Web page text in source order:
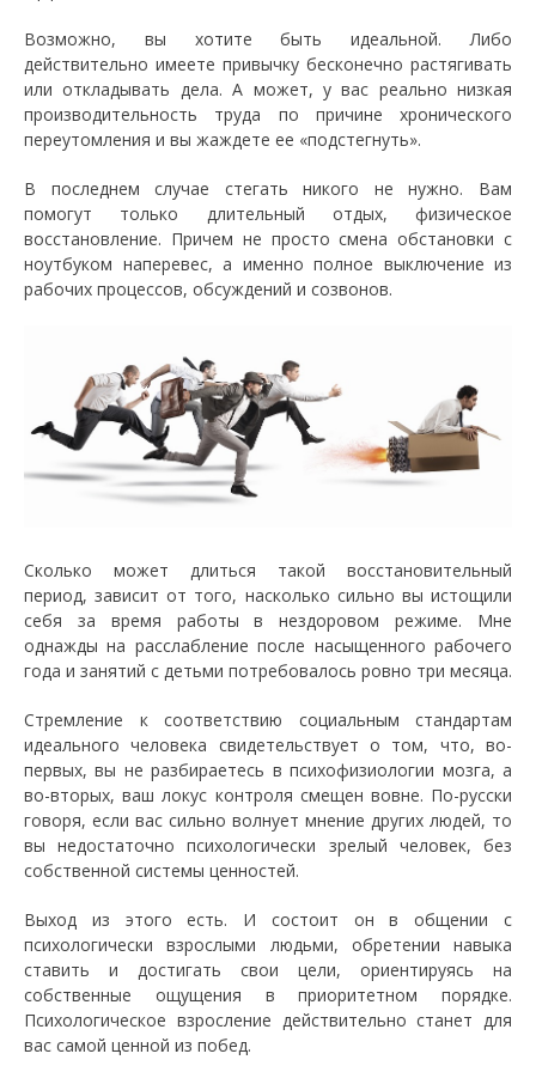
Возможно, вы хотите быть идеальной. Либо
действительно имеете привычку бесконечно растягивать
или откладывать дела. А может, у вас реально низкая
производительность труда по причине хронического
переутомления и вы жаждете ее «подстегнуть».
В последнем случае стегать никого не нужно. Вам
помогут только длительный отдых, физическое
восстановление. Причем не просто смена обстановки с
ноутбуком наперевес, а именно полное выключение из
рабочих процессов, обсуждений и созвонов.
Сколько может длиться такой восстановительный
период, зависит от того, насколько сильно вы истощили
себя за время работы в нездоровом режиме. Мне
однажды на расслабление после насыщенного рабочего
года и занятий с детьми потребовалось ровно три месяца.
Стремление к соответствию социальным стандартам
идеального человека свидетельствует о том, что, во-
первых, вы не разбираетесь в психофизиологии мозга, а
во-вторых, ваш локус контроля смещен вовне. По-русски
говоря, если вас сильно волнует мнение других людей, то
вы недостаточно психологически зрелый человек, без
собственной системы ценностей.
Выход из этого есть. И состоит он в общении с
психологически взрослыми людьми, обретении навыка
ставить и достигать свои цели, ориентируясь на
собственные ощущения в приоритетном порядке.
Психологическое взросление действительно станет для
вас самой ценной из побед.